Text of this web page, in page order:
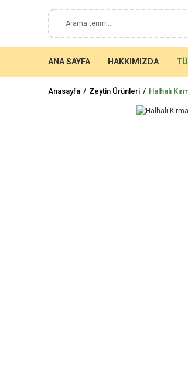
ANA SAYFA HAKKIMIZDA
Anasayfa Zeytin Ürünleri Halhalı